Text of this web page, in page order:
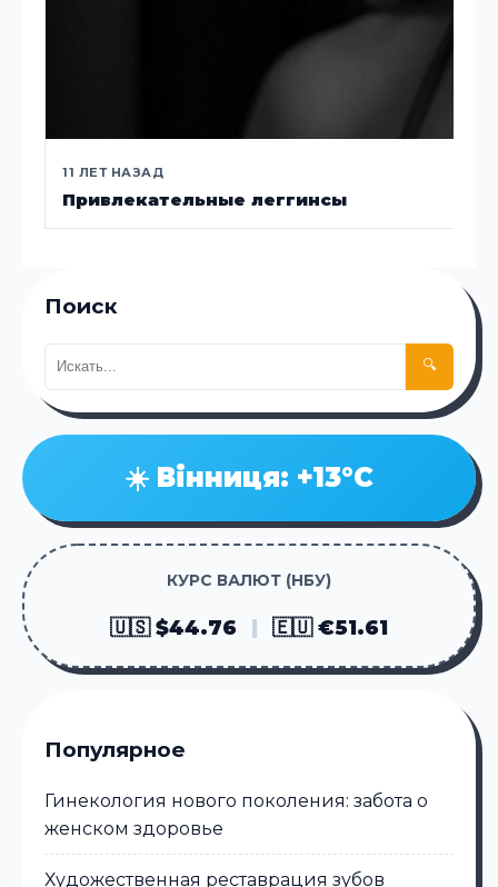
11 ЛЕТ НАЗАД
Привлекательные леггинсы
Поиск
🔍
☀️ Вінниця: +13°C
КУРС ВАЛЮТ (НБУ)
🇺🇸 $44.76 🇪🇺 €51.61
Популярное
Гинекология нового поколения: забота о
женском здоровье
Художественная реставрация зубов